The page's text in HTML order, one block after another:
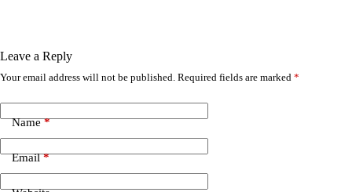
Leave a Reply
Your email address will not be published. Required fields are marked *
Name*
Email*
A
t
e
t